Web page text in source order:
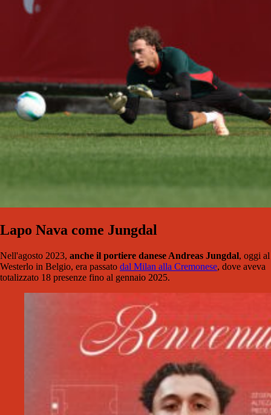
Lapo Nava come Jungdal
Nell'agosto 2023, anche il portiere danese Andreas Jungdal, oggi al
Westerlo in Belgio, era passato dal Milan alla Cremonese, dove aveva
totalizzato 18 presenze fino al gennaio 2025.